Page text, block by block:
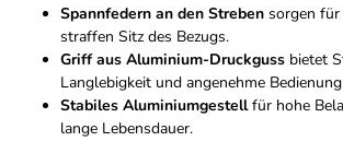
Spannfedern an den Streben sorgen
straffen Sitz des Bezugs.
Griff aus Aluminium-Druckguss bietet
Langlebigkeit und angenehme
Stabiles Aluminiumgestellfür hohe
lange Lebensdauer.